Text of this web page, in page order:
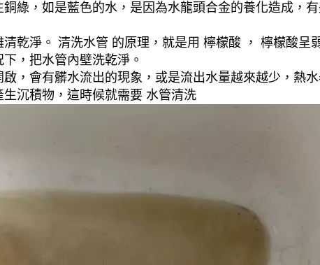
綠，如是藍色的水，是因為水龍頭合金的養化造成，
乾淨。 清洗水管 的原理，就是用 檸檬酸 ， 檸檬酸
，把水管內壁洗乾淨。
，會有髒水流出的現象，或是流出水量越來越少，熱
沉積物，這時候就需要 水管清洗